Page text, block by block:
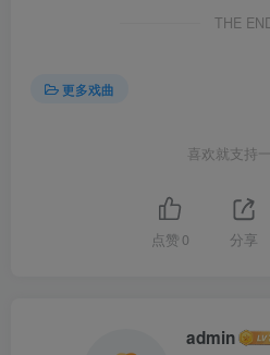
THE
更多戏曲
喜欢就支持
点赞 0 分享
admin